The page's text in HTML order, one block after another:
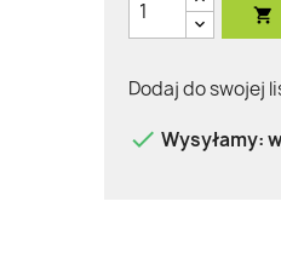

Dodaj do swojej
 Wysyłamy: